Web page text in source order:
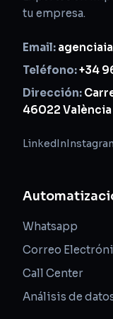
tu empresa.
Email:
Teléfono:+34
Dirección:
46022 València
LinkedIn
Whatsapp
Correo
Call Center
Análisis de